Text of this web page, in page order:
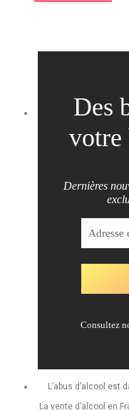
Des
votre
Dernières
Consultez
L’abus d’alcool
La vente d’alcool en